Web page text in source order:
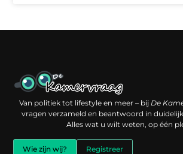
Van politiek tot lifestyle en meer – bijDe
vragen verzameld en beantwoord in
Alles wat u wilt weten, op één
Wie zijn wij? Registreer